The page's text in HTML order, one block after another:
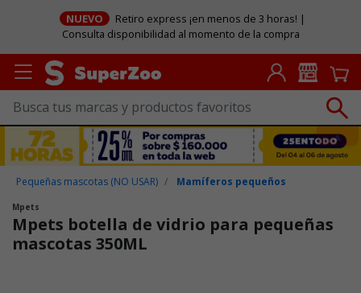
NUEVO
Retiro express ¡en menos de 3 horas! |
Consulta disponibilidad al momento de la compra
Pequeñas mascotas (NO USAR) Mamíferos pequeños
Mpets
Mpets botella de vidrio para pequeñas
mascotas 350ML